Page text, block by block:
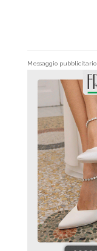
Messaggio pubblicitario